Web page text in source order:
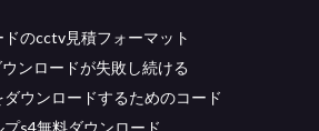
のcctv見積フォーマット
ンロードが失敗し続ける
ウンロードするためのコード
s4無料ダウンロード